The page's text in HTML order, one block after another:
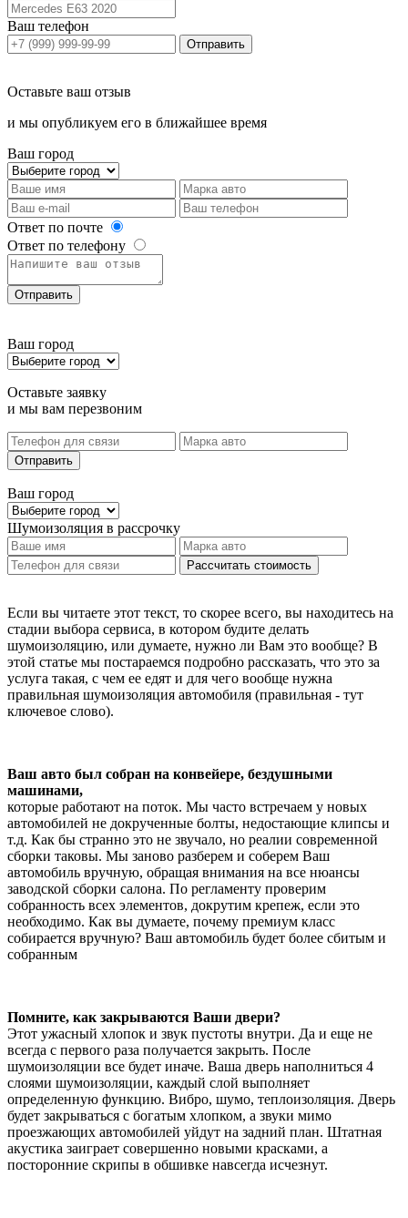
Ваш телефон
Отправить
Оставьте ваш отзыв
и мы опубликуем его в ближайшее время
Ваш город
Ответ по почте
Ответ по телефону
Отправить
Ваш город
Оставьте заявку
и мы вам перезвоним
Отправить
Ваш город
Шумоизоляция в рассрочку
Рассчитать стоимость
Если вы читаете этот текст, то скорее всего, вы находитесь на
стадии выбора сервиса, в котором будите делать
шумоизоляцию, или думаете, нужно ли Вам это вообще? В
этой статье мы постараемся подробно рассказать, что это за
услуга такая, с чем ее едят и для чего вообще нужна
правильная шумоизоляция автомобиля (правильная - тут
ключевое слово).
Ваш авто был собран на конвейере, бездушными
машинами,
которые работают на поток. Мы часто встречаем у новых
автомобилей не докрученные болты, недостающие клипсы и
т.д. Как бы странно это не звучало, но реалии современной
сборки таковы. Мы заново разберем и соберем Ваш
автомобиль вручную, обращая внимания на все нюансы
заводской сборки салона. По регламенту проверим
собранность всех элементов, докрутим крепеж, если это
необходимо. Как вы думаете, почему премиум класс
собирается вручную? Ваш автомобиль будет более сбитым и
собранным
Помните, как закрываются Ваши двери?
Этот ужасный хлопок и звук пустоты внутри. Да и еще не
всегда с первого раза получается закрыть. После
шумоизоляции все будет иначе. Ваша дверь наполниться 4
слоями шумоизоляции, каждый слой выполняет
определенную функцию. Вибро, шумо, теплоизоляция. Дверь
будет закрываться с богатым хлопком, а звуки мимо
проезжающих автомобилей уйдут на задний план. Штатная
акустика заиграет совершенно новыми красками, а
посторонние скрипы в обшивке навсегда исчезнут.